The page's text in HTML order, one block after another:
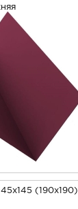
(190х190)